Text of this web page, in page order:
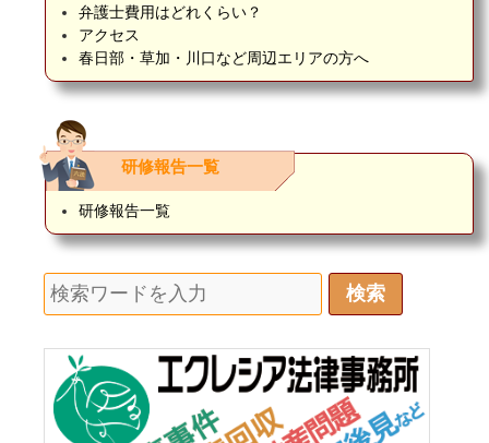
弁護士費用はどれくらい？
アクセス
春日部・草加・川口など周辺エリアの方へ
研修報告一覧
研修報告一覧